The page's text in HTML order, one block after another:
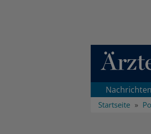
Direkt zum
Nachrichten
Startseite